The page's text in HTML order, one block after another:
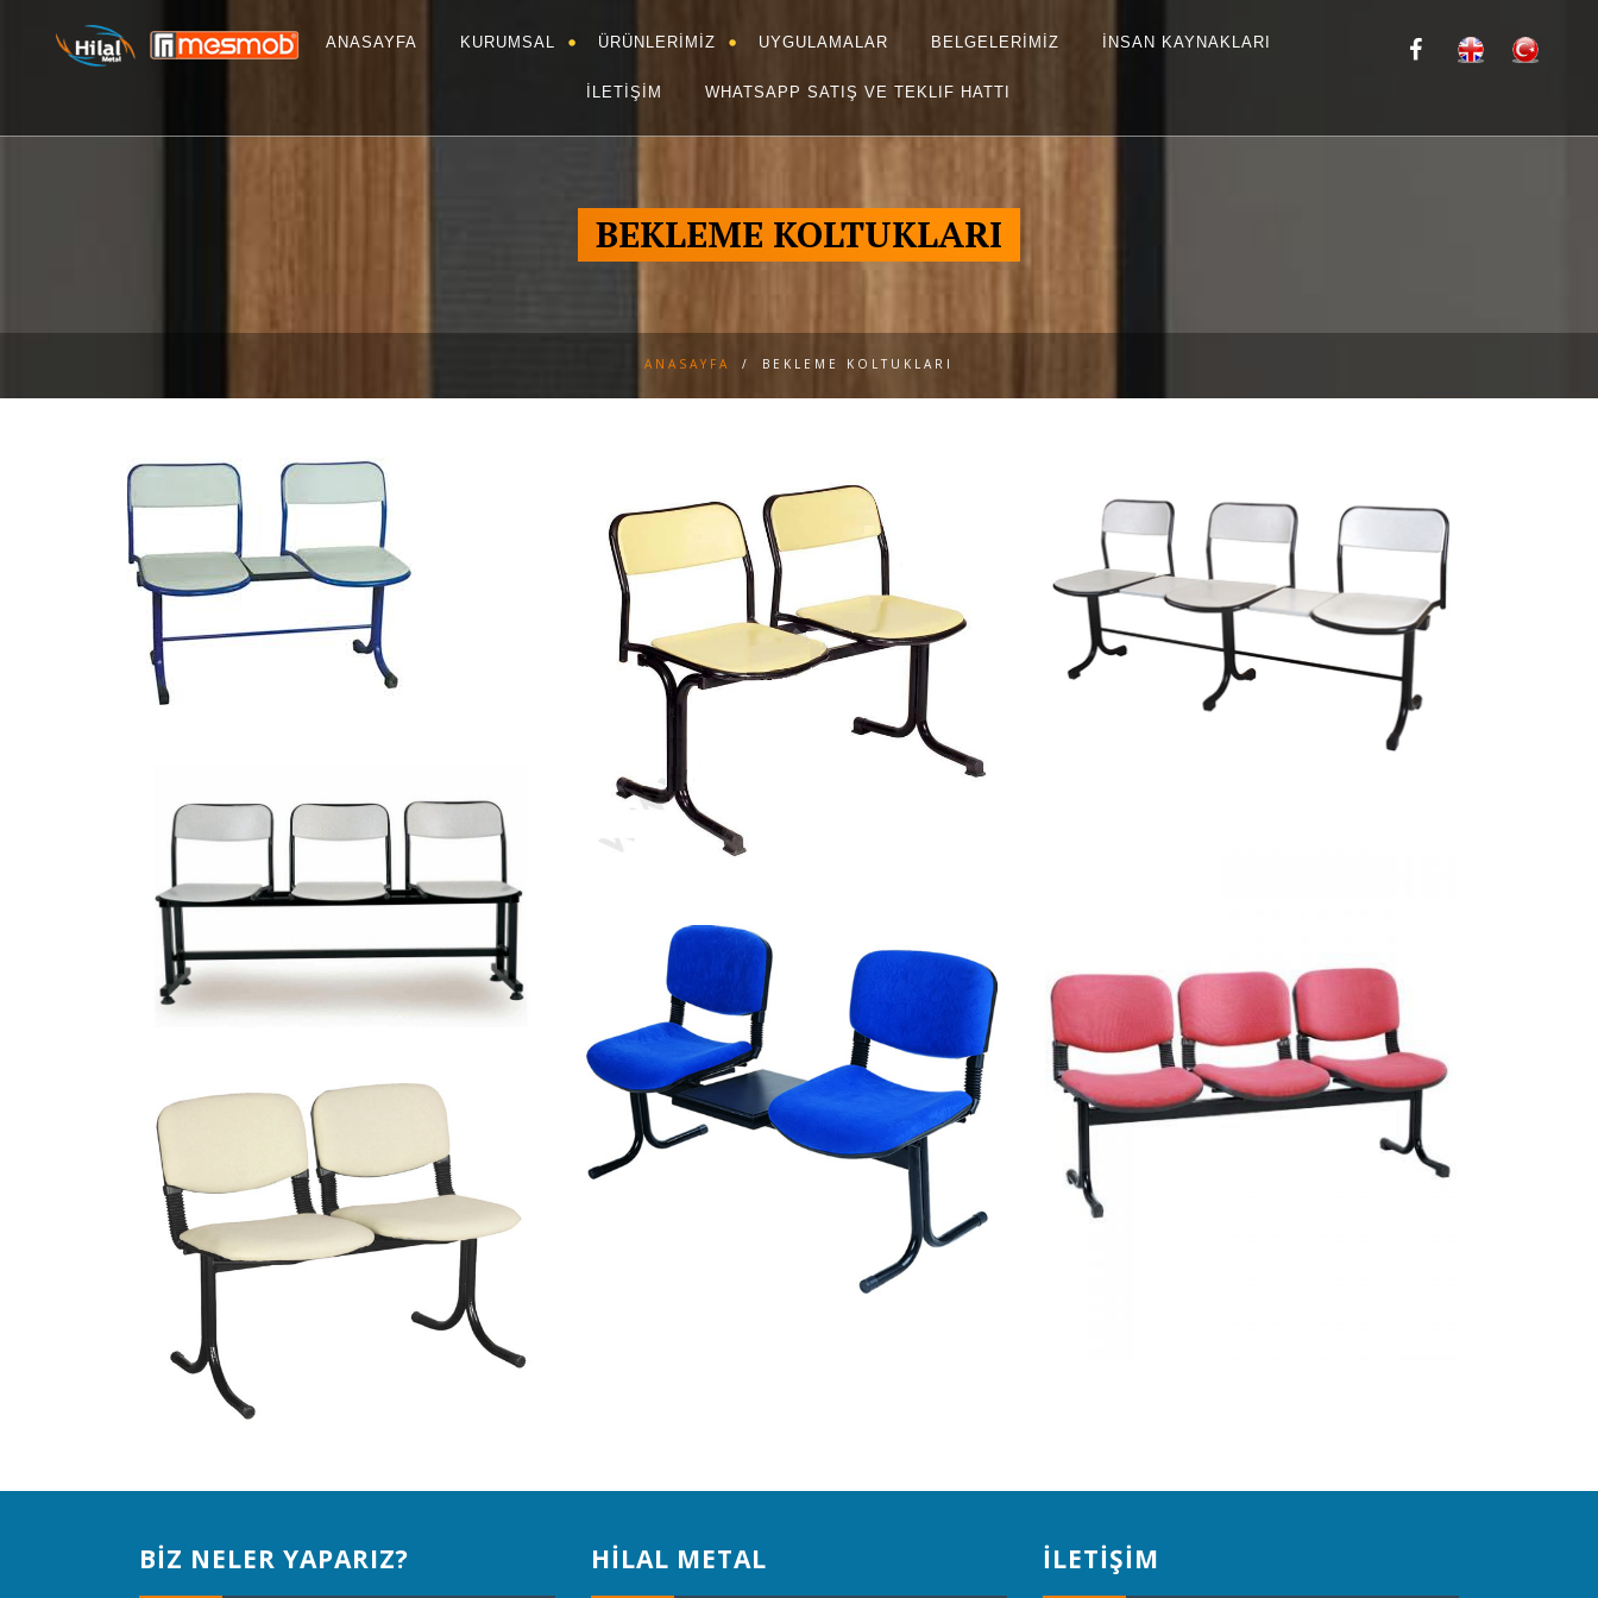
ANASAYFA KURUMSAL ÜRÜNLERİMİZ UYGULAMALAR BELGELERİMİZ İNSAN KAYNAKLARI
İLETİŞİM WHATSAPP SATIŞ VE TEKLIF HATTI
BEKLEME KOLTUKLARI
ANASAYFA / BEKLEME KOLTUKLARI
BİZ NELER YAPARIZ? HİLAL METAL İLETİŞİM